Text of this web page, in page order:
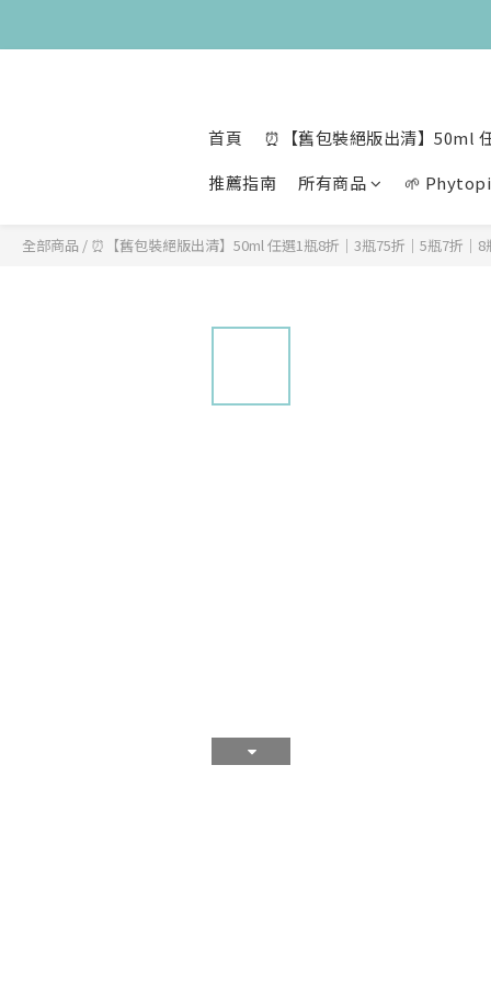
首頁
⏰【舊包裝絕版出清】50ml
推薦指南
所有商品 🌱
全部商品 / ⏰【舊包裝絕版出清】50ml 任選1瓶8折│3瓶75折│5瓶7折│8